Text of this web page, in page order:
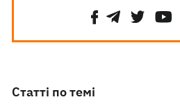
Статті по темі